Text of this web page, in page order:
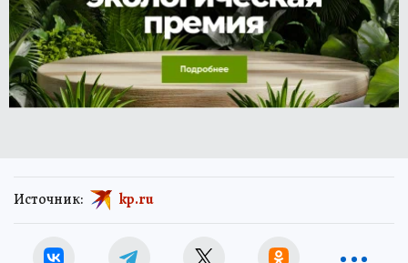
Источник: kp.ru